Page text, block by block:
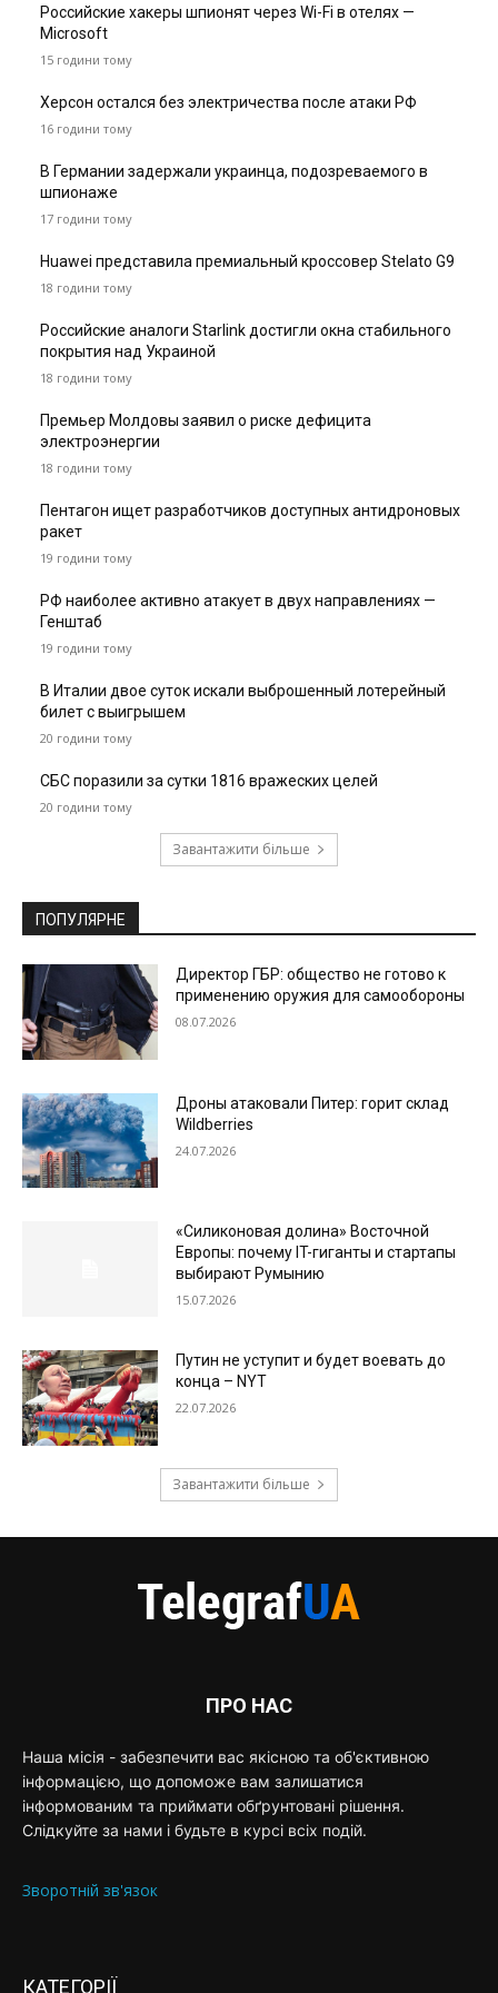
Российские хакеры шпионят через Wi-Fi в отелях —
Microsoft
15 години тому
Херсон остался без электричества после атаки РФ
16 години тому
В Германии задержали украинца, подозреваемого в
шпионаже
17 години тому
Huawei представила премиальный кроссовер Stelato G9
18 години тому
Российские аналоги Starlink достигли окна стабильного
покрытия над Украиной
18 години тому
Премьер Молдовы заявил о риске дефицита
электроэнергии
18 години тому
Пентагон ищет разработчиков доступных антидроновых
ракет
19 години тому
РФ наиболее активно атакует в двух направлениях —
Генштаб
19 години тому
В Италии двое суток искали выброшенный лотерейный
билет с выигрышем
20 години тому
СБС поразили за сутки 1816 вражеских целей
20 години тому
Завантажити більше
ПОПУЛЯРНЕ
Директор ГБР: общество не готово к
применению оружия для самообороны
08.07.2026
Дроны атаковали Питер: горит склад
Wildberries
24.07.2026
«Силиконовая долина» Восточной
Европы: почему IT-гиганты и стартапы
выбирают Румынию
15.07.2026
Путин не уступит и будет воевать до
конца – NYT
22.07.2026
Завантажити більше
ПРО НАС
Наша місія - забезпечити вас якісною та об'єктивною
інформацією, що допоможе вам залишатися
інформованим та приймати обґрунтовані рішення.
Слідкуйте за нами і будьте в курсі всіх подій.
Зворотній зв'язок
КАТЕГОРІЇ